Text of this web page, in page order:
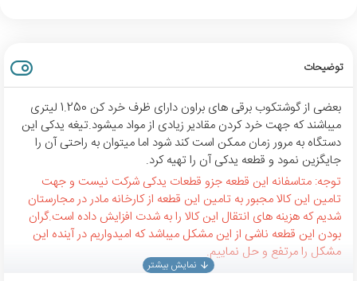
توضیحات
بعضی از گوشتکوب برقی های براون دارای ظرف خرد کن 1.250 لیتری
میباشند که جهت خرد کردن مقادیر زیادی از مواد میشود.تیغه یدکی این
دستگاه به مرور زمان ممکن است کند شود اما میتوان به راحتی آن را
جایگزین نمود و قطعه یدکی آن را تهیه کرد.
توجه: متاسفانه این قطعه جزو قطعات یدکی شرکت نیست و جهت
تامین این کالا مجبور به تامین این قطعه از کارخانه مادر در مجارستان
شدیم که هزینه های انتقال این کالا را به شدت افزایش داده است.گران
بودن این قطعه ناشی از این مشکل میباشد که امیدواریم در آینده این
مشکل را مرتفع و حل نماییم.